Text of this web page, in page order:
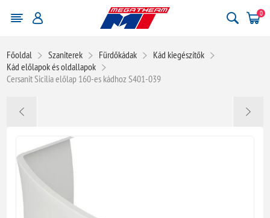
0
Főoldal Szaniterek Fürdőkádak
Kád kiegészítők
Kád előlapok és oldallapok
Cersanit Sicilia előlap 160-es kádhoz S401-039